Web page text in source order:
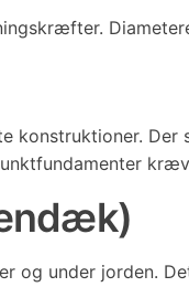
konstruktioner. Der
og under jorden.